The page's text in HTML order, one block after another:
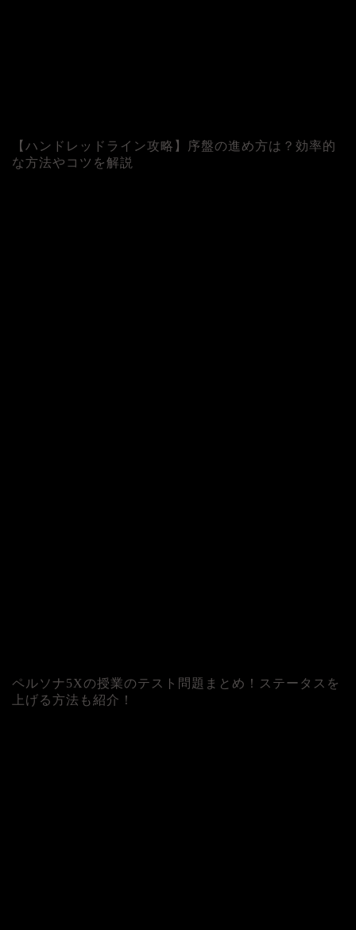
【ハンドレッドライン攻略】序盤の進め方は？効率的
な方法やコツを解説
ペルソナ5Xの授業のテスト問題まとめ！ステータスを
上げる方法も紹介！